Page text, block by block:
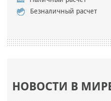
Безналичный расчет
НОВОСТИ В